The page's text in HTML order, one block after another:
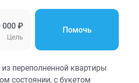
000 ₽
Цель
Помочь
переполненной квартиры
состоянии, с букетом